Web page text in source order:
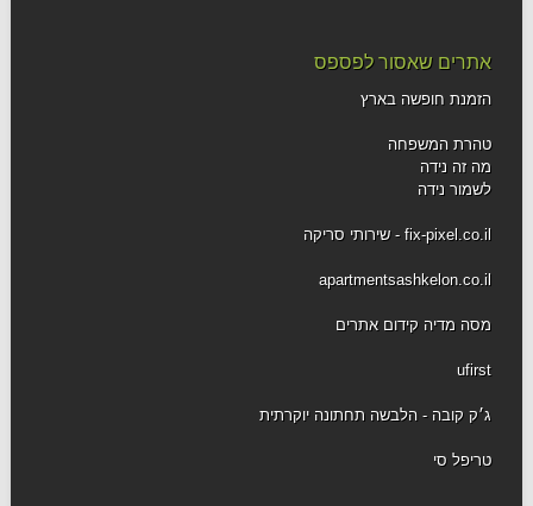
אתרים שאסור לפספס
הזמנת חופשה בארץ
טהרת המשפחה
מה זה נידה
לשמור נידה
fix-pixel.co.il - שירותי סריקה
apartmentsashkelon.co.il
מסה מדיה קידום אתרים
ufirst
ג׳ק קובה - הלבשה תחתונה יוקרתית
טריפל סי